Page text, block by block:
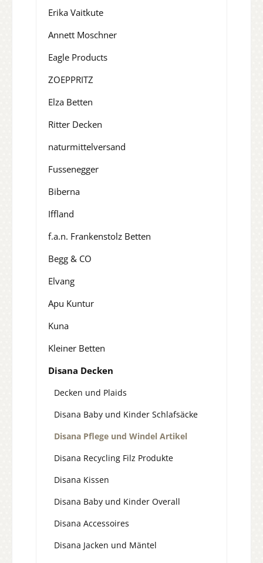
Erika Vaitkute
Annett Moschner
Eagle Products
ZOEPPRITZ
Elza Betten
Ritter Decken
naturmittelversand
Fussenegger
Biberna
Iffland
f.a.n. Frankenstolz Betten
Begg & CO
Elvang
Apu Kuntur
Kuna
Kleiner Betten
Disana Decken
Decken und Plaids
Disana Baby und Kinder Schlafsäcke
Disana Pflege und Windel Artikel
Disana Recycling Filz Produkte
Disana Kissen
Disana Baby und Kinder Overall
Disana Accessoires
Disana Jacken und Mäntel